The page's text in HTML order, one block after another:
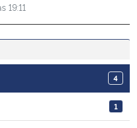
e Comunicações
19:11
4
1